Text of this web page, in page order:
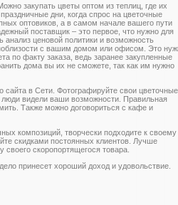
закупать цветы оптом из теплиц, где их
дни, когда спрос на цветочные
оптовиков, а в самом начале вашего пути
поставщик – это первое, что нужно для
анализ ценовой политики и возможность
с вашим домом или офисом. Это
по факту заказа, ведь заранее закупленные
дома вы их не сможете, так как им нужно
сайта в Сети. Фотографируйте свои цветочные
видели ваши возможности. Правильная
Также можно договориться с кафе и
композиций, творчески подходите к своему
скидками постоянных клиентов. Лучше
скоропортящегося товара.
принесет хороший доход и удовольствие.